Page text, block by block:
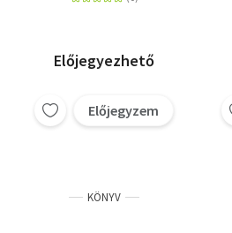
Előjegyezhető
Előjegyzem
KÖNYV